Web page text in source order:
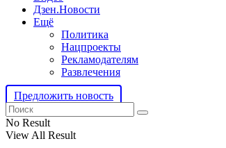
Дзен.Новости
Ещё
Политика
Нацпроекты
Рекламодателям
Развлечения
Предложить новость
No Result
View All Result